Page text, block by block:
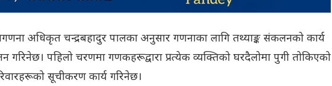
अधिकृत चन्द्रबहादुर पालका अनुसार गणनाका लागि तथ्याङ्क संकलनको कार्य
पहिलो चरणमा गणकहरूद्वारा प्रत्येक व्यक्तिको घरदैलोमा पुगी तोकिएको
सूचीकरण कार्य गरिनेछ।